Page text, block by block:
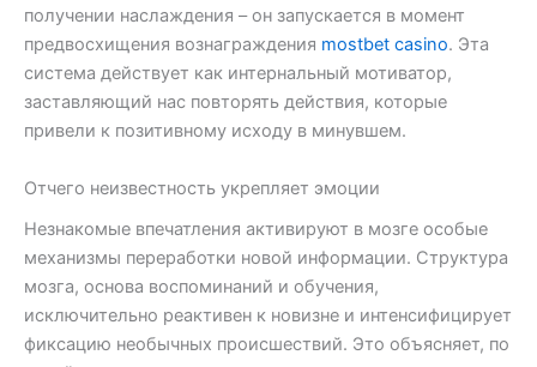
получении наслаждения – он запускается в момент
предвосхищения вознаграждения mostbet casino. Эта
система действует как интернальный мотиватор,
заставляющий нас повторять действия, которые
привели к позитивному исходу в минувшем.
Отчего неизвестность укрепляет эмоции
Незнакомые впечатления активируют в мозге особые
механизмы переработки новой информации. Структура
мозга, основа воспоминаний и обучения,
исключительно реактивен к новизне и интенсифицирует
фиксацию необычных происшествий. Это объясняет, по